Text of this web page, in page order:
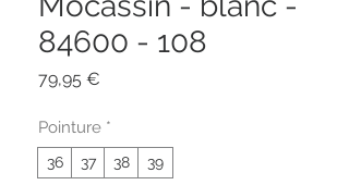
84600 - 108
79,95 €
Pointure *
36 37 38 39